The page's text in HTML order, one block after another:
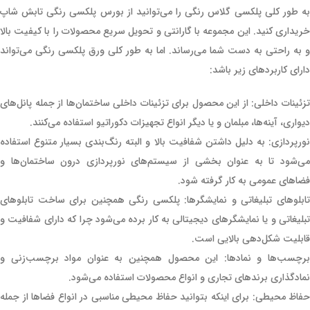
به طور کلی پلکسی گلاس رنگی را می‌توانید از بورس پلکسی رنگی تابش شاپ
خریداری کنید. این مجموعه با گارانتی و تحویل سریع محصولات را با کیفیت بالا
و به راحتی به دست شما می‌رساند. اما به طور کلی ورق پلکسی رنگی می‌تواند
دارای کاربردهای زیر باشد:
تزئینات داخلی: از این محصول برای تزئینات داخلی ساختمان‌ها از جمله پانل‌های
دیواری، آینه‌ها، مبلمان و یا دیگر انواع تجهیزات دکوراتیو استفاده می‌کنند.
نورپردازی: به دلیل داشتن شفافیت بالا و البته رنگ‌بندی بسیار متنوع استفاده
می‌شود تا به عنوان بخشی از سیستم‌های نورپردازی درون ساختمان‌ها و
فضاهای عمومی به کار گرفته شود.
تابلوهای تبلیغاتی و نمایشگرها: پلکسی رنگی همچنین برای ساخت تابلوهای
تبلیغاتی و یا نمایشگرهای دیجیتالی به کار برده می‌شود چرا که دارای شفافیت و
قابلیت شکل‌دهی بالایی است.
برچسب‌ها و نمادها: این محصول همچنین به عنوان مواد برچسب‌زنی و
نمادگذاری برندهای تجاری و انواع محصولات استفاده می‌شود.
حفاظ محیطی: برای اینکه بتوانید حفاظ محیطی مناسبی در انواع فضاها از جمله